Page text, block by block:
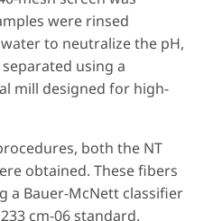
were rinsed
to neutralize the pH,
using a
mill designed for high-
both the NT
obtained. These fibers
a Bauer-McNett classifier
cm-06 standard.